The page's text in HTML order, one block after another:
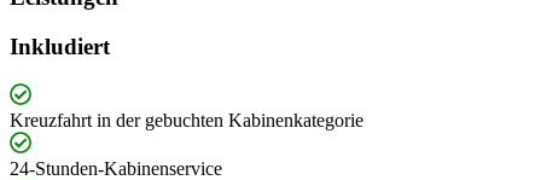
Inkludiert
Kreuzfahrt in der gebuchten Kabinenkategorie
24-Stunden-Kabinenservice